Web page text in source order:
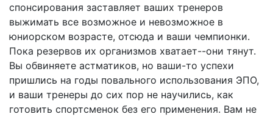
спонсирования заставляет ваших тренеров
выжимать все возможное и невозможное в
юниорском возрасте, отсюда и ваши чемпионки.
Пока резервов их организмов хватает--они тянут.
Вы обвиняете астматиков, но ваши-то успехи
пришлись на годы повального использования ЭПО,
и ваши тренеры до сих пор не научились, как
готовить спортсменок без его применения. Вам не